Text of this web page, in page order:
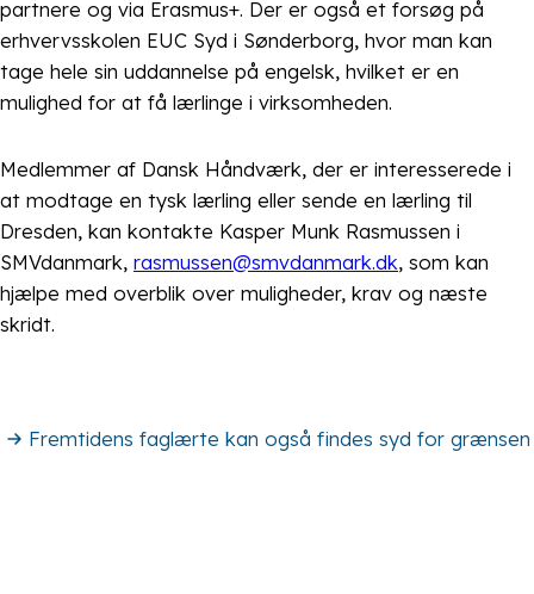
partnere og via Erasmus+. Der er også et forsøg på
erhvervsskolen EUC Syd i Sønderborg, hvor man kan
tage hele sin uddannelse på engelsk, hvilket er en
mulighed for at få lærlinge i virksomheden.
Medlemmer af Dansk Håndværk, der er interesserede i
at modtage en tysk lærling eller sende en lærling til
Dresden, kan kontakte Kasper Munk Rasmussen i
SMVdanmark, rasmussen@smvdanmark.dk, som kan
hjælpe med overblik over muligheder, krav og næste
skridt.
Fremtidens faglærte kan også findes syd for grænsen